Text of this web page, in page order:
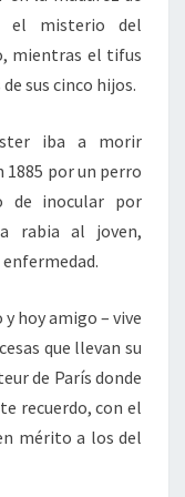
el misterio del
mientras el tifus
sus cinco hijos.
iba a morir
por un perro
de inocular por
rabia al joven,
hoy amigo – vive
que llevan su
de París donde
recuerdo, con el
mérito a los del